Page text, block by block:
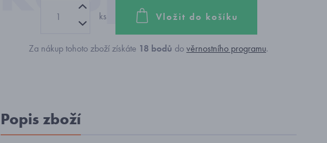
ks Vložit do košíku
Za nákup tohoto zboží získáte 18 bodů dověrnostního programu.
Popis zboží